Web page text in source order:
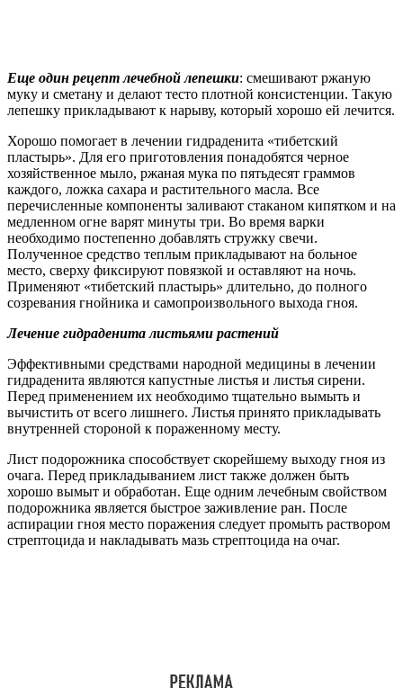
Еще один рецепт лечебной лепешки: смешивают ржаную
муку и сметану и делают тесто плотной консистенции. Такую
лепешку прикладывают к нарыву, который хорошо ей лечится.
Хорошо помогает в лечении гидраденита «тибетский
пластырь». Для его приготовления понадобятся черное
хозяйственное мыло, ржаная мука по пятьдесят граммов
каждого, ложка сахара и растительного масла. Все
перечисленные компоненты заливают стаканом кипятком и на
медленном огне варят минуты три. Во время варки
необходимо постепенно добавлять стружку свечи.
Полученное средство теплым прикладывают на больное
место, сверху фиксируют повязкой и оставляют на ночь.
Применяют «тибетский пластырь» длительно, до полного
созревания гнойника и самопроизвольного выхода гноя.
Лечение гидраденита листьями растений
Эффективными средствами народной медицины в лечении
гидраденита являются капустные листья и листья сирени.
Перед применением их необходимо тщательно вымыть и
вычистить от всего лишнего. Листья принято прикладывать
внутренней стороной к пораженному месту.
Лист подорожника способствует скорейшему выходу гноя из
очага. Перед прикладыванием лист также должен быть
хорошо вымыт и обработан. Еще одним лечебным свойством
подорожника является быстрое заживление ран. После
аспирации гноя место поражения следует промыть раствором
стрептоцида и накладывать мазь стрептоцида на очаг.